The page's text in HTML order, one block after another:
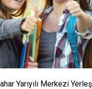
Yarıyılı Merkezi